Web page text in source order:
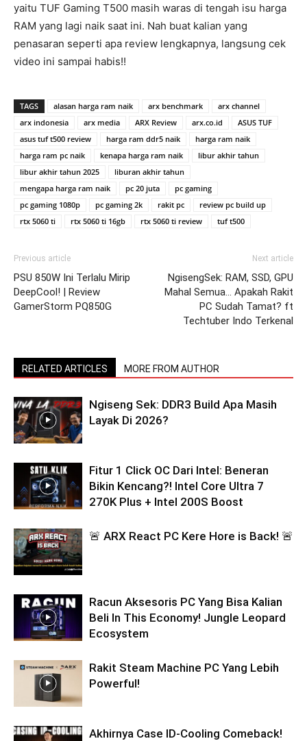
yaitu TUF Gaming T500 masih waras di tengah isu harga
RAM yang lagi naik saat ini. Nah buat kalian yang
penasaran seperti apa review lengkapnya, langsung cek
video ini sampai habis!!
TAGS alasan harga ram naik arx benchmark
arx channel
arx indonesia
arx media ARX Review arx.co.id
ASUS TUF
asus tuf t500 review
harga ram ddr5 naik
harga ram naik
harga ram pc naik
kenapa harga ram naik
libur akhir tahun
libur akhir tahun 2025
liburan akhir tahun
mengapa harga ram naik
pc 20 juta
pc gaming
pc gaming 1080p
pc gaming 2k rakit pc
review pc build up
rtx 5060 ti
rtx 5060 ti 16gb rtx 5060 ti review tuf t500
Previous article
PSU 850W Ini Terlalu Mirip
DeepCool! | Review
GamerStorm PQ850G
Next article
NgisengSek: RAM, SSD, GPU
Mahal Semua… Apakah Rakit
PC Sudah Tamat? ft
Techtuber Indo Terkenal
RELATED ARTICLES MORE FROM AUTHOR
Ngiseng Sek: DDR3 Build Apa Masih
Layak Di 2026?
Fitur 1 Click OC Dari Intel: Beneran
Bikin Kencang?! Intel Core Ultra 7
270K Plus + Intel 200S Boost
🚨 ARX React PC Kere Hore is Back! 🚨
Racun Aksesoris PC Yang Bisa Kalian
Beli In This Economy! Jungle Leopard
Ecosystem
Rakit Steam Machine PC Yang Lebih
Powerful!
Akhirnya Case ID-Cooling Comeback!